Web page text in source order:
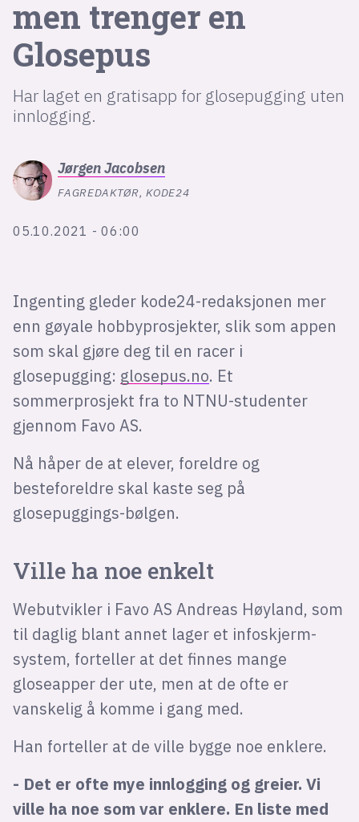
men trenger en
Glosepus
Har laget en gratisapp for glosepugging uten
innlogging.
JørgenJacobsen
FAGREDAKTØR, KODE24
05.10.2021 - 06:00
Ingenting gleder kode24-redaksjonen mer
enn gøyale hobbyprosjekter, slik som appen
som skal gjøre deg til en racer i
glosepugging: glosepus.no. Et
sommerprosjekt fra to NTNU-studenter
gjennom Favo AS.
Nå håper de at elever, foreldre og
besteforeldre skal kaste seg på
glosepuggings-bølgen.
Ville ha noe enkelt
Webutvikler i Favo AS Andreas Høyland, som
til daglig blant annet lager et infoskjerm-
system, forteller at det finnes mange
gloseapper der ute, men at de ofte er
vanskelig å komme i gang med.
Han forteller at de ville bygge noe enklere.
- Det er ofte mye innlogging og greier. Vi
ville ha noe som var enklere. En liste med
lys modus
nyhetsbrev
LinkedIn
Bluesky
Facebook
annonseguide
suksesshistorier
Bli firmapartner